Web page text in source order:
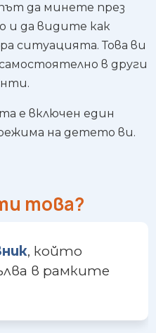
да минете през
и да видите как
ситуацията. Това ви
в други
е включен един
на детето ви.
това?
, който
в рамките